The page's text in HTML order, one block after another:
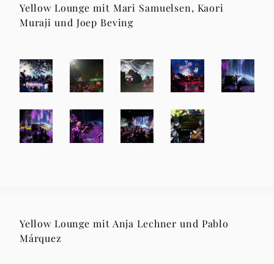
Yellow Lounge mit Mari Samuelsen, Kaori
Muraji und Joep Beving
Yellow Lounge mit Anja Lechner und Pablo
Márquez